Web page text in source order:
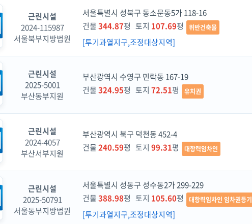
근린시설
2024-115987
서울북부지방법원
서울특별시 성북구 동소문동5가 118-16
건물344.87평 토지 107.69평 위반건축물
[투기과열지구,조정대상지역]
근린시설
2025-5001
부산동부지원
부산광역시 수영구 민락동 167-19
건물324.95평 토지 72.51평 유치권
근린시설
2024-4057
부산서부지원
부산광역시 북구 덕천동 452-4
건물240.59평 토지 99.31평 대항력임차인
근린시설
2025-50791
서울동부지방법원
서울특별시 성동구 성수동2가 299-229
건물388.98평 토지 105.60평 대항력임차인 임차권등기
[투기과열지구,조정대상지역]